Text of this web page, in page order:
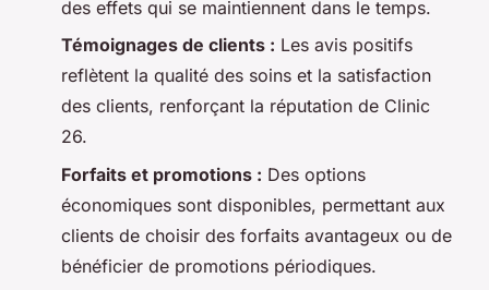
des effets qui se maintiennent dans le temps.
Témoignages de clients : Les avis positifs
reflètent la qualité des soins et la satisfaction
des clients, renforçant la réputation de Clinic
26.
Forfaits et promotions : Des options
économiques sont disponibles, permettant aux
clients de choisir des forfaits avantageux ou de
bénéficier de promotions périodiques.